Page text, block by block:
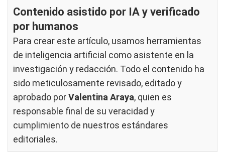
Contenido asistido por IA y verificado
por humanos
Para crear este artículo, usamos herramientas
de inteligencia artificial como asistente en la
investigación y redacción. Todo el contenido ha
sido meticulosamente revisado, editado y
aprobado porValentina Araya, quien es
responsable final de su veracidad y
cumplimiento de nuestros estándares
editoriales.